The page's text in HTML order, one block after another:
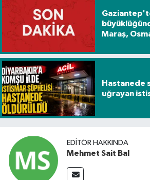
Maraş,
Hastanede
uğrayan
EDITÖR HAKKINDA
Mehmet Sait Bal